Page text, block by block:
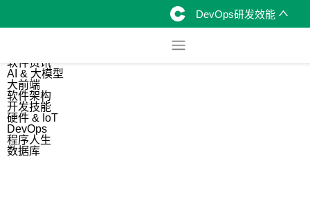
DevOps研发效能
软件资讯
AI & 大模型
大前端
软件架构
开发技能
硬件 & IoT
DevOps
程序人生
数据库